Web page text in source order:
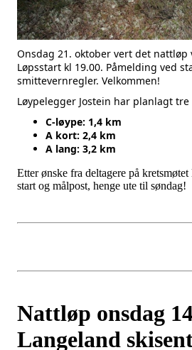
Onsdag 21. oktober vert det
Løpsstart kl 19.00. Påmelding ved
smittevernregler. Velkommen!
Løypelegger Jostein har planlagt tre
C-løype: 1,4 km
A kort: 2,4 km
A lang: 3,2 km
Etter ønske fra deltagere på
start og målpost, henge ute til søndag!
Nattløp onsdag
Langeland